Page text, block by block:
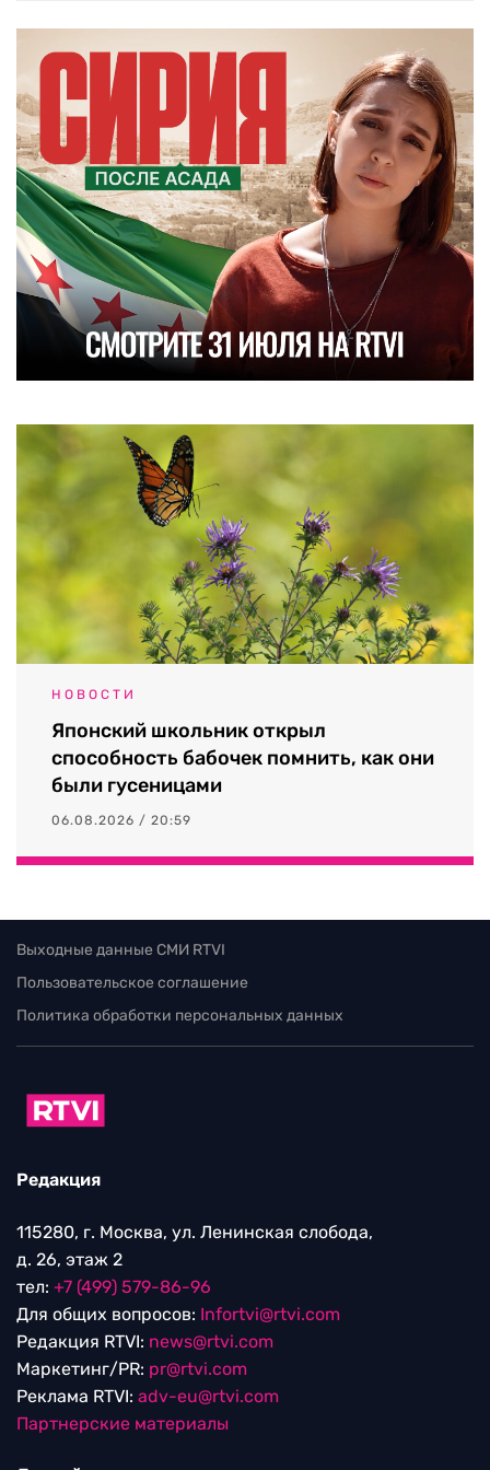
НОВОСТИ
Японский школьник открыл
способность бабочек помнить, как они
были гусеницами
06.08.2026 / 20:59
Выходные данные СМИ RTVI
Пользовательское соглашение
Политика обработки персональных данных
Редакция
115280, г. Москва, ул. Ленинская слобода,
д. 26, этаж 2
тел: +7 (499) 579-86-96
Для общих вопросов: Infortvi@rtvi.com
Редакция RTVI: news@rtvi.com
Маркетинг/PR: pr@rtvi.com
Реклама RTVI: adv-eu@rtvi.com
Партнерские материалы